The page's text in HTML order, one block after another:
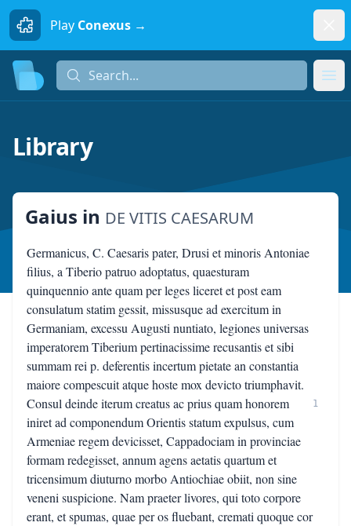
Play Conexus →
Search...
Library
Gaius in DE VITIS CAESARUM
Germanicus, C. Caesaris pater, Drusi et minoris Antoniae
filius, a Tiberio patruo adoptatus, quaesturam
quinquennio ante quam per leges liceret et post eam
consulatum statim gessit, missusque ad exercitum in
Germaniam, excessu Augusti nuntiato, legiones universas
imperatorem Tiberium pertinacissime recusantis et sibi
summam rei p. deferentis incertum pietate an constantia
maiore compescuit atque hoste mox devicto triumphavit.
Consul deinde iterum creatus ac prius quam honorem
iniret ad componendum Orientis statum expulsus, cum
Armeniae regem devicisset, Cappadociam in provinciae
formam redegisset, annum agens aetatis quartum et
tricensimum diuturno morbo Antiochiae obiit, non sine
veneni suspicione. Nam praeter livores, qui toto corpore
erant, et spumas, quae per os fluebant, cremati quoque cor
1